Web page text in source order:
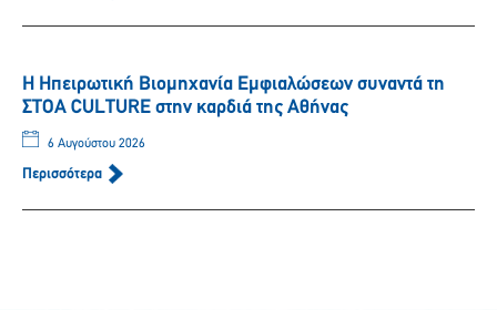
Η Ηπειρωτική Βιομηχανία Εμφιαλώσεων συναντά τη
ΣΤΟΑ CULTURE στην καρδιά της Αθήνας
6 Αυγούστου 2026
Περισσότερα